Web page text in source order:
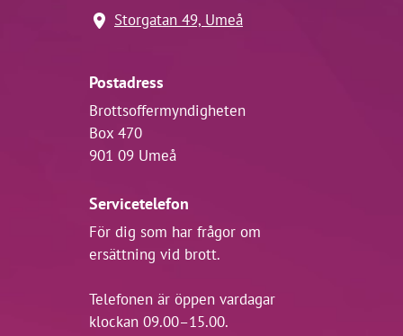
Storgatan 49, Umeå
Postadress
Brottsoffermyndigheten
Box 470
901 09 Umeå
Servicetelefon
För dig som har frågor om
ersättning vid brott.
Telefonen är öppen vardagar
klockan 09.00–15.00.